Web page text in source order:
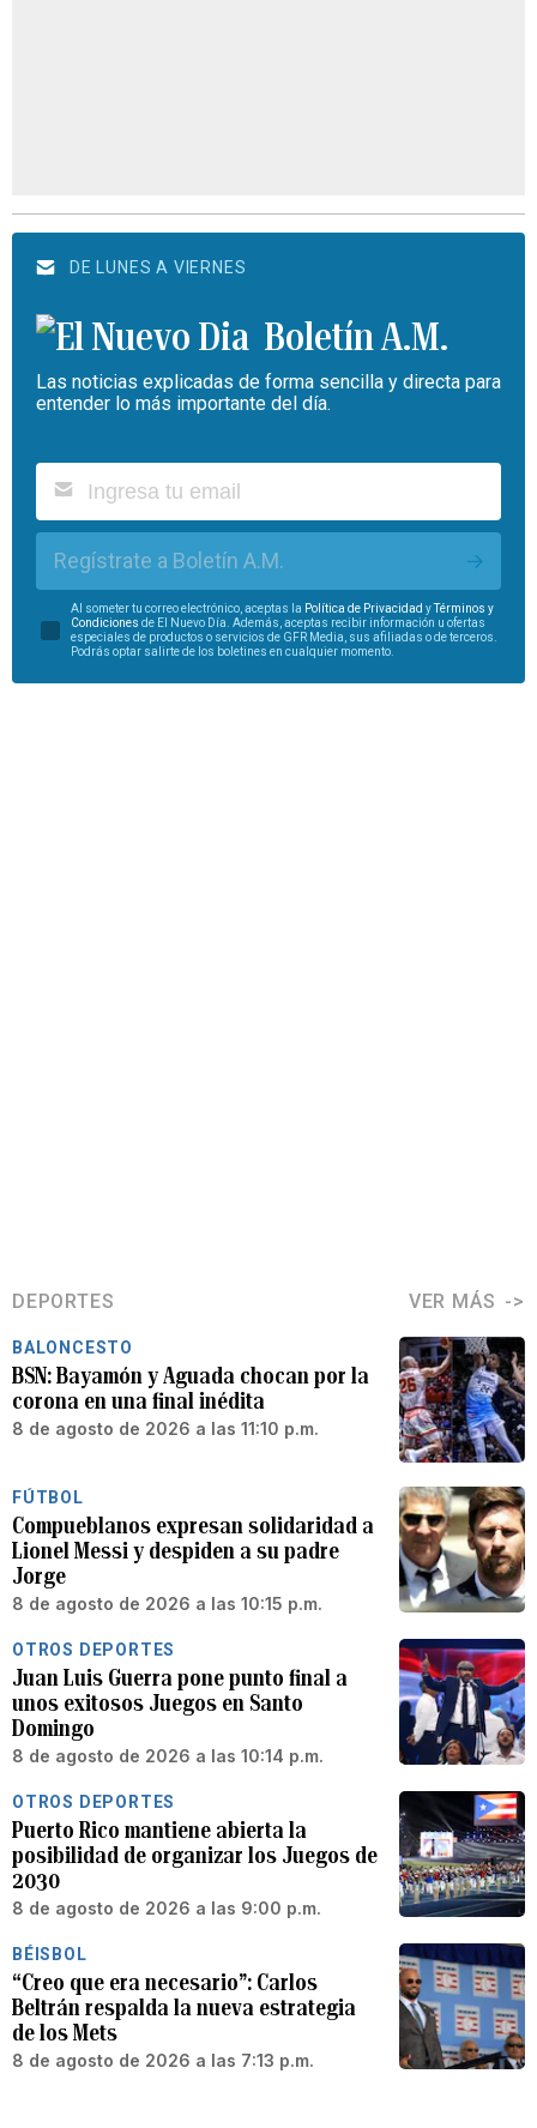
DE LUNES A VIERNES
Boletín A.M.
Las noticias explicadas de forma sencilla y directa para
entender lo más importante del día.
Regístrate a Boletín A.M.
Al someter tu correo electrónico, aceptas la Política de Privacidad yTérminos y
Condiciones de El Nuevo Día. Además, aceptas recibir información u ofertas
especiales de productos o servicios de GFR Media, sus afiliadas o de terceros.
Podrás optar salirte de los boletines en cualquier momento.
DEPORTES VER MÁS
BALONCESTO
BSN: Bayamón y Aguada chocan por la
corona en una final inédita
8 de agosto de 2026 a las 11:10 p.m.
FÚTBOL
Compueblanos expresan solidaridad a
Lionel Messi y despiden a su padre
Jorge
8 de agosto de 2026 a las 10:15 p.m.
OTROS DEPORTES
Juan Luis Guerra pone punto final a
unos exitosos Juegos en Santo
Domingo
8 de agosto de 2026 a las 10:14 p.m.
OTROS DEPORTES
Puerto Rico mantiene abierta la
posibilidad de organizar los Juegos de
2030
8 de agosto de 2026 a las 9:00 p.m.
BÉISBOL
“Creo que era necesario”: Carlos
Beltrán respalda la nueva estrategia
de los Mets
8 de agosto de 2026 a las 7:13 p.m.